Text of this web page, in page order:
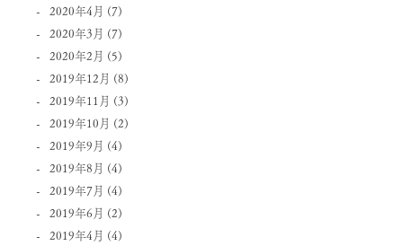
2020年4月 (7)
2020年3月 (7)
2020年2月 (5)
2019年12月 (8)
2019年11月 (3)
2019年10月 (2)
2019年9月 (4)
2019年8月 (4)
2019年7月 (4)
2019年6月 (2)
2019年4月 (4)